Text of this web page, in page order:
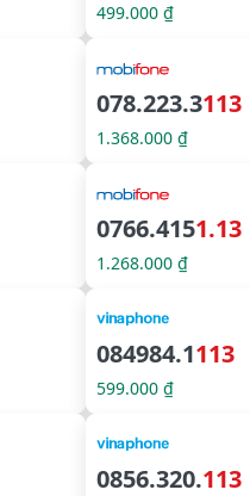
499.000 ₫
078.223.3113
1.368.000 ₫
0766.4151.13
1.268.000 ₫
084984.1113
599.000 ₫
0856.320.113